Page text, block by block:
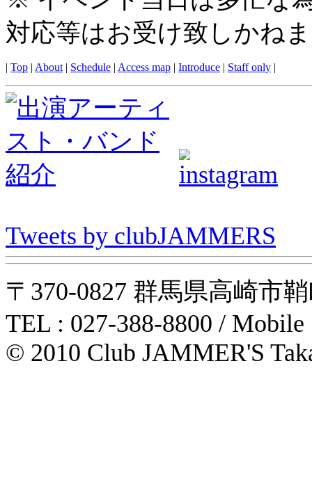
対応等はお受け致しかね
| Top | About | Schedule | Access map | Introduce | Staff only |
Tweets by clubJAMMERS
〒370-0827 群馬県高崎市
TEL : 027-388-8800 / Mobile
© 2010 Club JAMMER'S